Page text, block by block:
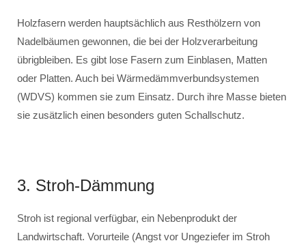
Holzfasern werden hauptsächlich aus Resthölzern von
Nadelbäumen gewonnen, die bei der Holzverarbeitung
übrigbleiben. Es gibt lose Fasern zum Einblasen, Matten
oder Platten. Auch bei Wärmedämmverbundsystemen
(WDVS) kommen sie zum Einsatz. Durch ihre Masse bieten
sie zusätzlich einen besonders guten Schallschutz.
3. Stroh-Dämmung
Stroh ist regional verfügbar, ein Nebenprodukt der
Landwirtschaft. Vorurteile (Angst vor Ungeziefer im Stroh